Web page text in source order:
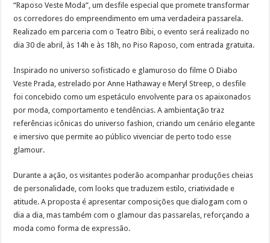
Sessões Ordinárias da Câmara de Municipal de Jandira retornam em Agosto
Grupo de Gestantes reforça acolhimento e orientação às futuras mamães em
Planejamento Familiar promove informação e acolhimento na USF Ariston
“Raposo Veste Moda”, um desfile especial que promete transformar
os corredores do empreendimento em uma verdadeira passarela.
Realizado em parceria com o Teatro Bibi, o evento será realizado no
dia 30 de abril, às 14h e às 18h, no Piso Raposo, com entrada gratuita.
Inspirado no universo sofisticado e glamuroso do filme O Diabo
Veste Prada, estrelado por Anne Hathaway e Meryl Streep, o desfile
foi concebido como um espetáculo envolvente para os apaixonados
por moda, comportamento e tendências. A ambientação traz
referências icônicas do universo fashion, criando um cenário elegante
e imersivo que permite ao público vivenciar de perto todo esse
glamour.
Durante a ação, os visitantes poderão acompanhar produções cheias
de personalidade, com looks que traduzem estilo, criatividade e
atitude. A proposta é apresentar composições que dialogam com o
dia a dia, mas também com o glamour das passarelas, reforçando a
moda como forma de expressão.